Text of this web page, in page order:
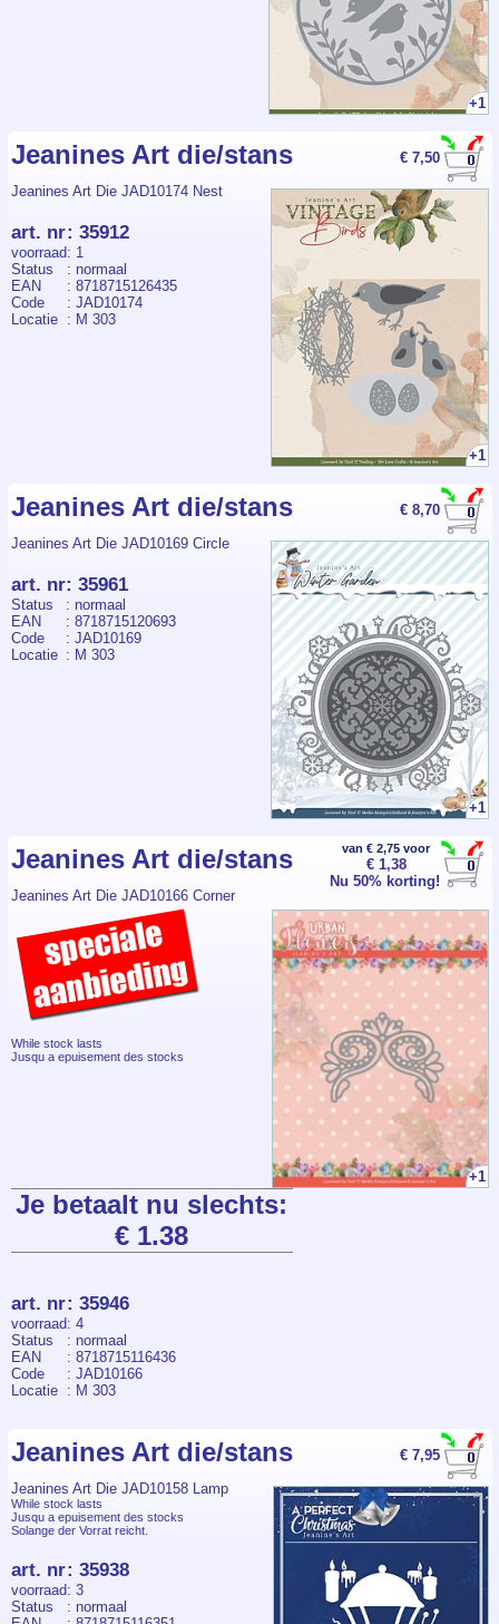
+1
€ 7,50
Jeanines Art die/stans
Jeanines Art Die JAD10174 Nest
+1
art. nr: 35912
voorraad: 1
Status
: normaal
EAN
: 8718715126435
Code
: JAD10174
Locatie : M 303
€ 8,70
Jeanines Art die/stans
Jeanines Art Die JAD10169 Circle
+1
art. nr: 35961
Status
: normaal
EAN
: 8718715120693
Code
: JAD10169
Locatie : M 303
van € 2,75 voor
€ 1,38
Nu 50% korting!
Jeanines Art die/stans
Jeanines Art Die JAD10166 Corner
+1
While stock lasts
Jusqu a epuisement des stocks
Je betaalt nu slechts:
€ 1.38
art. nr: 35946
voorraad: 4
Status
: normaal
EAN
: 8718715116436
Code
: JAD10166
Locatie : M 303
€ 7,95
Jeanines Art die/stans
Jeanines Art Die JAD10158 Lamp
While stock lasts
Jusqu a epuisement des stocks
Solange der Vorrat reicht.
art. nr: 35938
voorraad: 3
Status
: normaal